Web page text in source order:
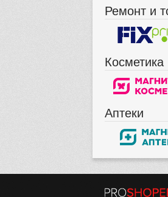
Ремонт и
Косметика
Аптеки